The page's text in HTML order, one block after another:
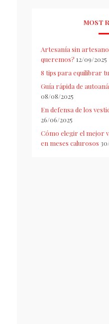
MOST
Artesanía sin
queremos? 12/09/2025
8 tips para equilibrar
Guía rápida de
08/08/2025
En defensa de los
26/06/2025
Cómo elegir el mejor
en meses calurosos